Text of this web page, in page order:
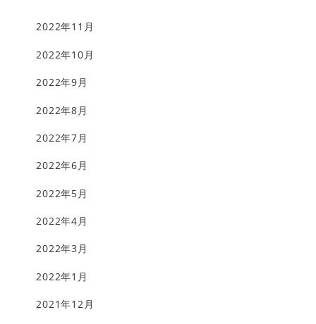
2022年11月
2022年10月
2022年9月
2022年8月
2022年7月
2022年6月
2022年5月
2022年4月
2022年3月
2022年1月
2021年12月